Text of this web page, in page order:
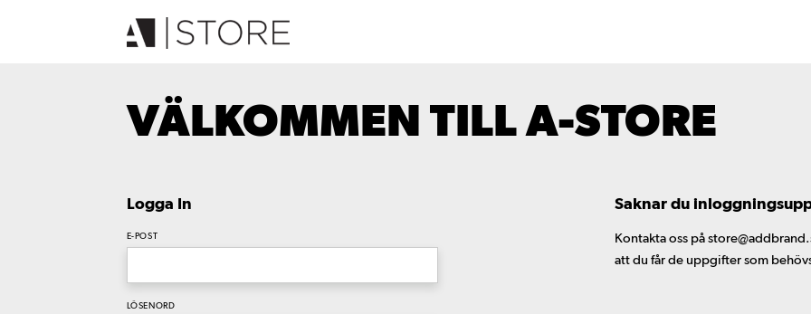
VÄLKOMMEN TILL A-STORE
Logga In
E-POST
LÖSENORD
Saknar du
Kontakta oss på
att du får de uppgifter som